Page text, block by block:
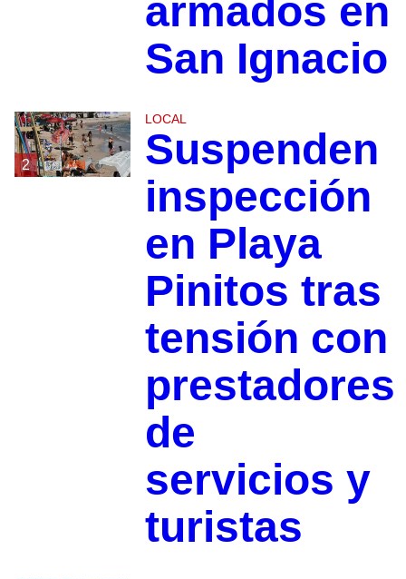
armados en
San Ignacio
2
LOCAL
Suspenden
inspección
en Playa
Pinitos tras
tensión con
prestadores
de
servicios y
turistas